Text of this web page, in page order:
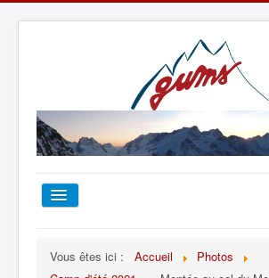
Vous êtes ici : Accueil
Photos